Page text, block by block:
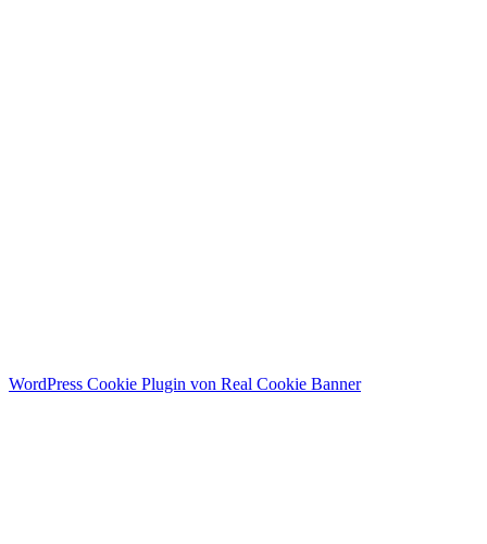
WordPress Cookie Plugin von Real Cookie Banner